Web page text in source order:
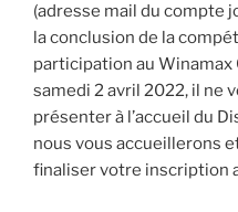
(adresse mail du compte
la conclusion de la
participation au Winamax
samedi 2 avril 2022, il ne
présenter à l’accueil du
nous vous accueillerons
finaliser votre inscription